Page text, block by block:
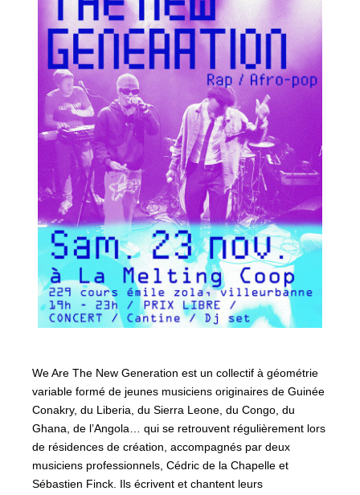
We Are The New Generation est un collectif à géométrie
variable formé de jeunes musiciens originaires de Guinée
Conakry, du Liberia, du Sierra Leone, du Congo, du
Ghana, de l’Angola… qui se retrouvent régulièrement lors
de résidences de création, accompagnés par deux
musiciens professionnels, Cédric de la Chapelle et
Sébastien Finck. Ils écrivent et chantent leurs